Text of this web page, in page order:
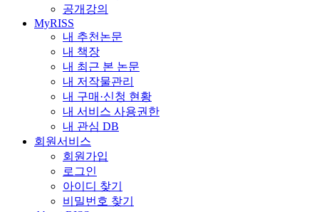
공개강의
MyRISS
내 추천논문
내 책장
내 최근 본 논문
내 저작물관리
내 구매·신청 현황
내 서비스 사용권한
내 관심 DB
회원서비스
회원가입
로그인
아이디 찾기
비밀번호 찾기